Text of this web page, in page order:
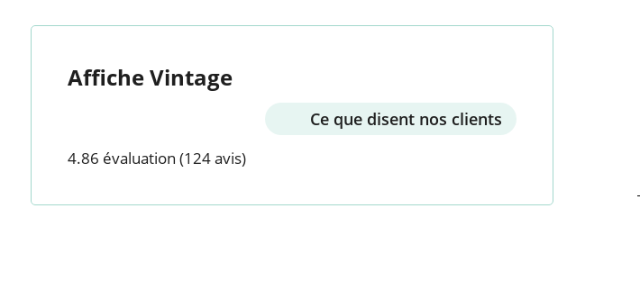
Affiche Vintage
Ce que disent nos clients
4.86 évaluation (124 avis)